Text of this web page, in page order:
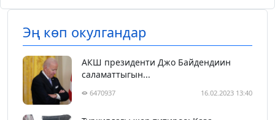
Эң көп окулгандар
АКШ президенти Джо Байдендиин
саламаттыгын...
6470937 16.02.2023 13:40